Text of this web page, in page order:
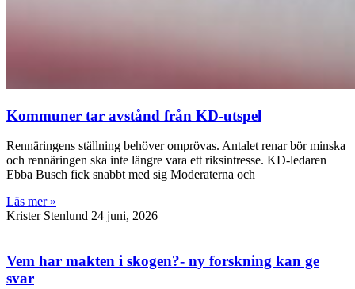
Kommuner tar avstånd från KD-utspel
Rennäringens ställning behöver omprövas. Antalet renar bör minska
och rennäringen ska inte längre vara ett riksintresse. KD-ledaren
Ebba Busch fick snabbt med sig Moderaterna och
Läs mer »
Krister Stenlund 24 juni, 2026
Vem har makten i skogen?- ny forskning kan ge
svar